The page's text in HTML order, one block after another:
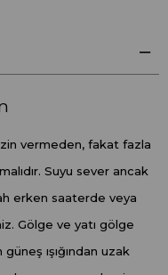
vermeden, fakat fazla
Suyu sever ancak
erken saaterde veya
Gölge ve yatı gölge
ışığından uzak